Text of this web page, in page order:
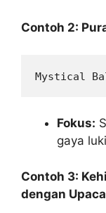
Contoh 2:
Mystical
Fokus:
gaya
Contoh 3:
dengan